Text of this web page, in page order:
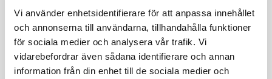
Vi använder enhetsidentifierare för att anpassa innehållet
och annonserna till användarna, tillhandahålla funktioner
för sociala medier och analysera vår trafik. Vi
vidarebefordrar även sådana identifierare och annan
information från din enhet till de sociala medier och
Beskrivning
Art. nr:A15608